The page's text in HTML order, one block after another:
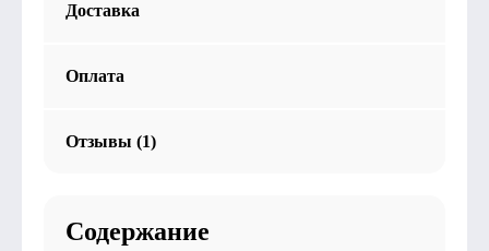
Доставка
Оплата
Отзывы (1)
Содержание